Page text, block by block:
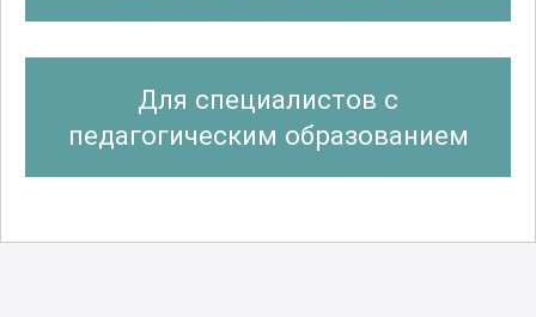
Для специалистов с
педагогическим образованием